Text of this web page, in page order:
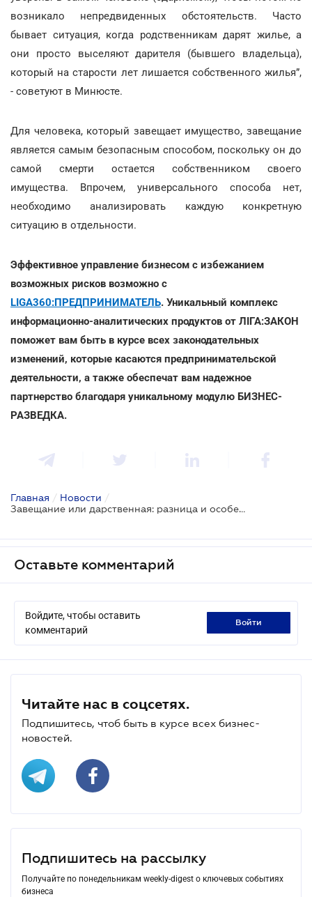
возникало непредвиденных обстоятельств. Часто
бывает ситуация, когда родственникам дарят жилье, а
они просто выселяют дарителя (бывшего владельца),
который на старости лет лишается собственного жилья”,
- советуют в Минюсте.
Для человека, который завещает имущество, завещание
является самым безопасным способом, поскольку он до
самой смерти остается собственником своего
имущества. Впрочем, универсального способа нет,
необходимо анализировать каждую конкретную
ситуацию в отдельности.
Эффективное управление бизнесом с избежанием
возможных рисков возможно с
LIGA360:ПРЕДПРИНИМАТЕЛЬ. Уникальный комплекс
информационно-аналитических продуктов от ЛІГА:ЗАКОН
поможет вам быть в курсе всех законодательных
изменений, которые касаются предпринимательской
деятельности, а также обеспечат вам надежное
партнерство благодаря уникальному модулю БИЗНЕС-
РАЗВЕДКА.
Главная / Новости /
Завещание или дарственная: разница и особенности
Оставьте комментарий
Войдите, чтобы оставить
комментарий
войти
Читайте нас в соцсетях.
Подпишитесь, чтоб быть в курсе всех бизнес-
новостей.
Подпишитесь на рассылку
Получайте по понедельникам weekly-digest о ключевых событиях
бизнеса